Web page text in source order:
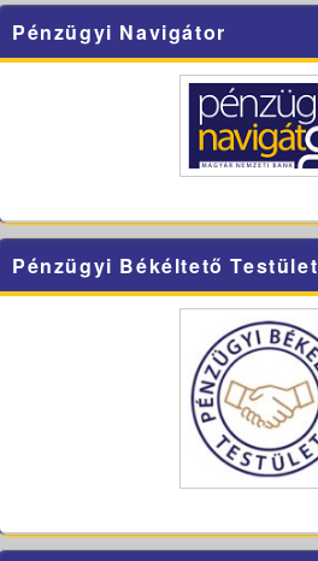
Pénzügyi Navigátor
Pénzügyi Békéltető Testület